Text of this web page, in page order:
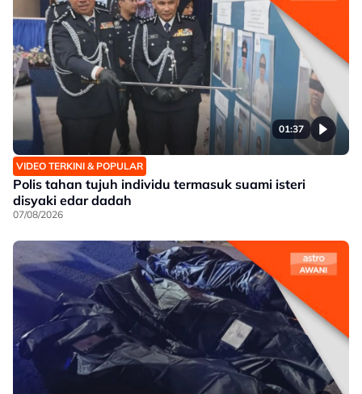
01:37
VIDEO TERKINI & POPULAR
Polis tahan tujuh individu termasuk suami isteri
disyaki edar dadah
07/08/2026